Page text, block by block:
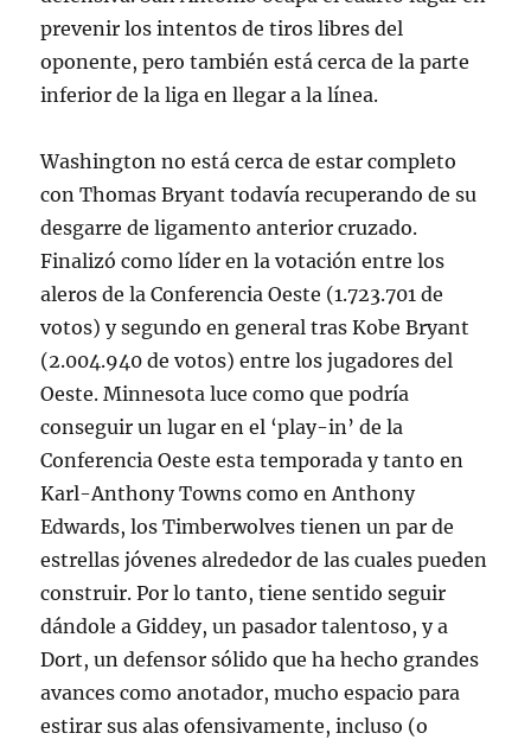
prevenir los intentos de tiros libres del
oponente, pero también está cerca de la parte
inferior de la liga en llegar a la línea.
Washington no está cerca de estar completo
con Thomas Bryant todavía recuperando de su
desgarre de ligamento anterior cruzado.
Finalizó como líder en la votación entre los
aleros de la Conferencia Oeste (1.723.701 de
votos) y segundo en general tras Kobe Bryant
(2.004.940 de votos) entre los jugadores del
Oeste. Minnesota luce como que podría
conseguir un lugar en el ‘play-in’ de la
Conferencia Oeste esta temporada y tanto en
Karl-Anthony Towns como en Anthony
Edwards, los Timberwolves tienen un par de
estrellas jóvenes alrededor de las cuales pueden
construir. Por lo tanto, tiene sentido seguir
dándole a Giddey, un pasador talentoso, y a
Dort, un defensor sólido que ha hecho grandes
avances como anotador, mucho espacio para
estirar sus alas ofensivamente, incluso (o